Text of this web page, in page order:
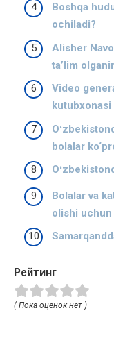
Boshqa
ochiladi?
Alisher
ta’lim
Video
kutubxonasi
bolalar
Bolalar va
olishi
Рейтинг
( Пока оценок нет )